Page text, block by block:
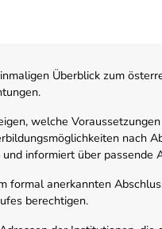
Überblick zum
welche
nach
informiert über passende
formal anerkannten
berechtigen.